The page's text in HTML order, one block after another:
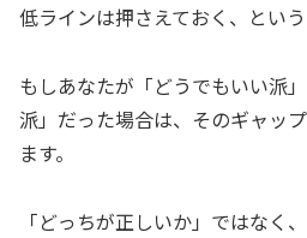
低ラインは押さえておく、という
もしあなたが「どうでもいい派
派」だった場合は、そのギャッ
ます。
「どっちが正しいか」ではなく